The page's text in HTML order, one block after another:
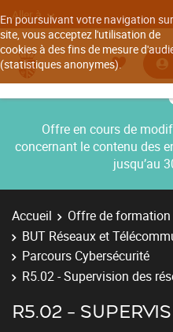
En poursuivant votre navigation
site, vous acceptez l'utilisation de
cookies à des fins de mesure
(statistiques anonymes).
Aller à
Offre en cours de
concernant le contenu des
jusqu’au
Accueil Offre de formation
BUT Réseaux et
Parcours Cybersécurité
R5.02 - Supervision des
R5.02 -